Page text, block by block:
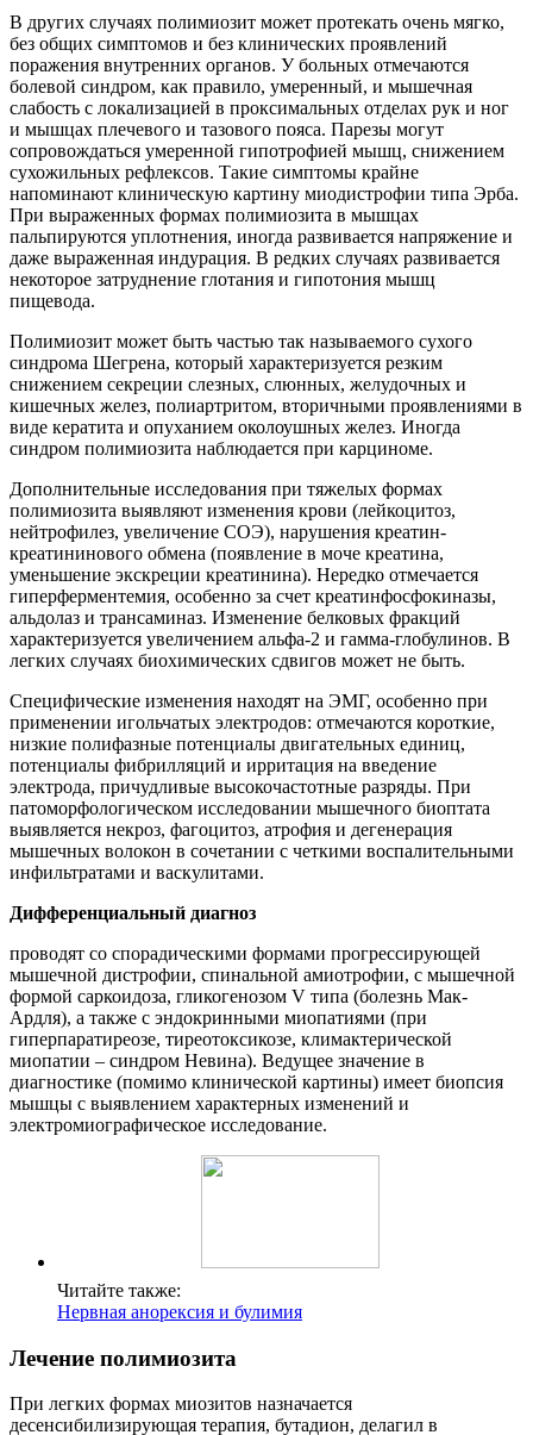
В других случаях полимиозит может протекать очень мягко,
без общих симптомов и без клинических проявлений
поражения внутренних органов. У больных отмечаются
болевой синдром, как правило, умеренный, и мышечная
слабость с локализацией в проксимальных отделах рук и ног
и мышцах плечевого и тазового пояса. Парезы могут
сопровождаться умеренной гипотрофией мышц, снижением
сухожильных рефлексов. Такие симптомы крайне
напоминают клиническую картину миодистрофии типа Эрба.
При выраженных формах полимиозита в мышцах
пальпируются уплотнения, иногда развивается напряжение и
даже выраженная индурация. В редких случаях развивается
некоторое затруднение глотания и гипотония мышц
пищевода.
Полимиозит может быть частью так называемого сухого
синдрома Шегрена, который характеризуется резким
снижением секреции слезных, слюнных, желудочных и
кишечных желез, полиартритом, вторичными проявлениями в
виде кератита и опуханием околоушных желез. Иногда
синдром полимиозита наблюдается при карциноме.
Дополнительные исследования при тяжелых формах
полимиозита выявляют изменения крови (лейкоцитоз,
нейтрофилез, увеличение СОЭ), нарушения креатин-
креатининового обмена (появление в моче креатина,
уменьшение экскреции креатинина). Нередко отмечается
гиперферментемия, особенно за счет креатинфосфокиназы,
альдолаз и трансаминаз. Изменение белковых фракций
характеризуется увеличением альфа-2 и гамма-глобулинов. В
легких случаях биохимических сдвигов может не быть.
Специфические изменения находят на ЭМГ, особенно при
применении игольчатых электродов: отмечаются короткие,
низкие полифазные потенциалы двигательных единиц,
потенциалы фибрилляций и ирритация на введение
электрода, причудливые высокочастотные разряды. При
патоморфологическом исследовании мышечного биоптата
выявляется некроз, фагоцитоз, атрофия и дегенерация
мышечных волокон в сочетании с четкими воспалительными
инфильтратами и васкулитами.
Дифференциальный диагноз
проводят со спорадическими формами прогрессирующей
мышечной дистрофии, спинальной амиотрофии, с мышечной
формой саркоидоза, гликогенозом V типа (болезнь Мак-
Ардля), а также с эндокринными миопатиями (при
гиперпаратиреозе, тиреотоксикозе, климактерической
миопатии – синдром Невина). Ведущее значение в
диагностике (помимо клинической картины) имеет биопсия
мышцы с выявлением характерных изменений и
электромиографическое исследование.
Читайте также:
Нервная анорексия и булимия
Лечение полимиозита
При легких формах миозитов назначается
десенсибилизирующая терапия, бутадион, делагил в